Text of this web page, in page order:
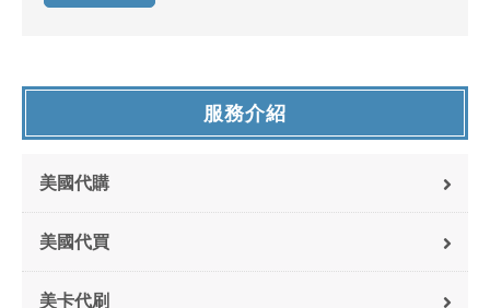
服務介紹
美國代購
美國代買
美卡代刷